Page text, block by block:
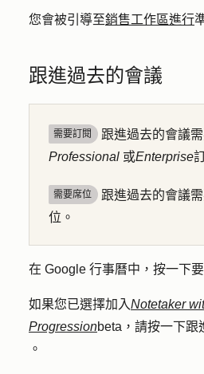
您會被引導至銷售工作區進行
跟進過去的會議
需要訂閱 跟進過去的會議
Professional 或Enterprise
需要席位
跟進過去的會議
位。
在 Google 行事曆中，按一下
如果您已選擇加入Notetaker
Progressionbeta，請按一下跟
。